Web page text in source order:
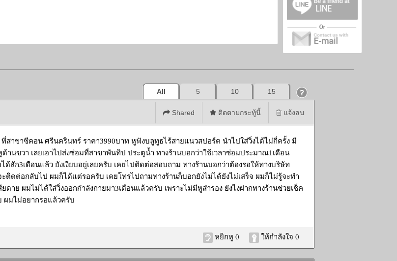
All 5 10 15
Shared ติดตามกระทู้นี้ แจ้งลบ
ที่สาขาซีคอน ศรีนครินทร์ ราคา3990บาท หูฟังบลูทูธไร้สายแนวสปอร์ต นำไปใส่วิ่งได้ไม่กี่ครั้ง มี
านขวา เลยเอาไปส่งซ่อมที่สาขาพันทิป ประตูน้ำ ทางร้านบอกว่าใช้เวลาซ่อมประมาณ1เดือน
ด้สัก3เดือนแล้ว ยังเงียบอยู่เลยครับ เคยไปติดต่อสอบถาม ทางร้านบอกว่าต้องรอให้ทางบริษัท
ะติดต่อกลับไป ผมก็ได้แต่รอครับ เคยโทรไปถามทางร้านก็บอกยังไม่ได้ยังไม่เสร็จ ผมก็ไม่รู้จะทำ
ดาย ผมไม่ได้ใส่วิ่งออกกำลังกายมา3เดือนแล้วครับ เพราะไม่มีหูสำรอง ยังไงฝากทางร้านช่วยเช็ค
มไม่อยากรอแล้วครับ
ให้กำลังใจ 0
หยิกหู 0